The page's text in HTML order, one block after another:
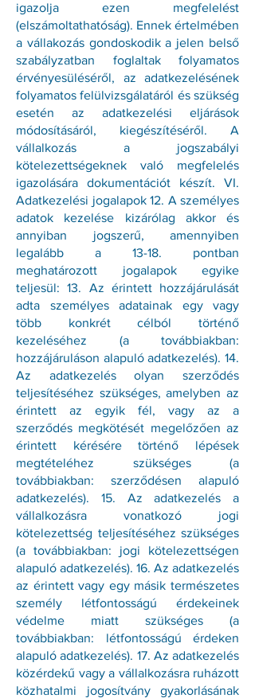
igazolja ezen megfelelést
(elszámoltathatóság). Ennek értelmében
a vállakozás gondoskodik a jelen belső
szabályzatban foglaltak folyamatos
érvényesüléséről, az adatkezelésének
folyamatos felülvizsgálatáról és szükség
esetén az adatkezelési eljárások
módosításáról, kiegészítéséről. A
vállalkozás a jogszabályi
kötelezettségeknek való megfelelés
igazolására dokumentációt készít. VI.
Adatkezelési jogalapok 12. A személyes
adatok kezelése kizárólag akkor és
annyiban jogszerű, amennyiben
legalább a 13-18. pontban
meghatározott jogalapok egyike
teljesül: 13. Az érintett hozzájárulását
adta személyes adatainak egy vagy
több konkrét célból történő
kezeléséhez (a továbbiakban:
hozzájáruláson alapuló adatkezelés). 14.
Az adatkezelés olyan szerződés
teljesítéséhez szükséges, amelyben az
érintett az egyik fél, vagy az a
szerződés megkötését megelőzően az
érintett kérésére történő lépések
megtételéhez szükséges (a
továbbiakban: szerződésen alapuló
adatkezelés). 15. Az adatkezelés a
vállalkozásra vonatkozó jogi
kötelezettség teljesítéséhez szükséges
(a továbbiakban: jogi kötelezettségen
alapuló adatkezelés). 16. Az adatkezelés
az érintett vagy egy másik természetes
személy létfontosságú érdekeinek
védelme miatt szükséges (a
továbbiakban: létfontosságú érdeken
alapuló adatkezelés). 17. Az adatkezelés
közérdekű vagy a vállalkozásra ruházott
közhatalmi jogosítvány gyakorlásának